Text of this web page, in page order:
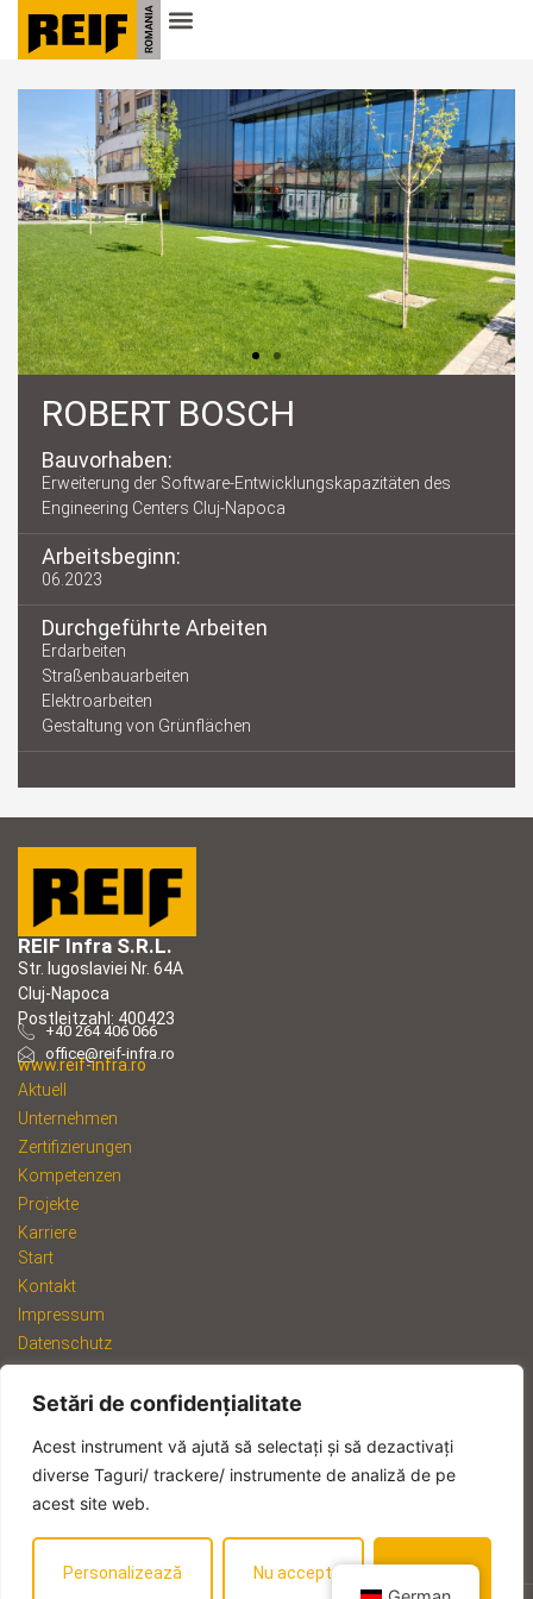
Setări de confidențialitate
Acest instrument vă ajută să selectați și să dezactivați
diverse Taguri/ trackere/ instrumente de analiză de pe
acest site web.
Personalizează Nu accept
ROBERT BOSCH
Bauvorhaben:
Erweiterung der Software-Entwicklungskapazitäten des
Engineering Centers Cluj-Napoca
Arbeitsbeginn:
06.2023
Durchgeführte Arbeiten
Erdarbeiten
Straßenbauarbeiten
Elektroarbeiten
Gestaltung von Grünflächen
REIF Infra S.R.L.
Str. Iugoslaviei Nr. 64A
Cluj-Napoca
Postleitzahl: 400423
+40 264 406 066
office@reif-infra.ro
www.reif-infra.ro
Aktuell
Unternehmen
Zertifizierungen
Kompetenzen
Projekte
Karriere
Start
Kontakt
Impressum
Datenschutz
Mitglied der deutschen REIF-Gruppe